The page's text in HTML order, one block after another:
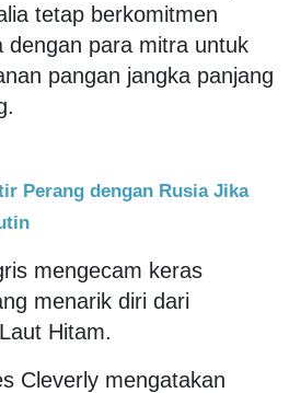
tetap berkomitmen
dengan para mitra untuk
pangan jangka panjang
Perang dengan Rusia Jika
mengecam keras
menarik diri dari
Hitam.
Cleverly mengatakan